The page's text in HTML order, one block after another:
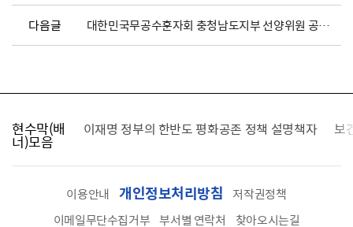
다음글 대한민국무공수훈자회 충청남도지부 선양위원 공개모집
현수막(배
너)모음
찾습니다 이재명 정부의 한반도 평화공존 정책 설명책자 보
이용안내 개인정보처리방침
저작권정책
이메일무단수집거부 부서별 연락처 찾아오시는길